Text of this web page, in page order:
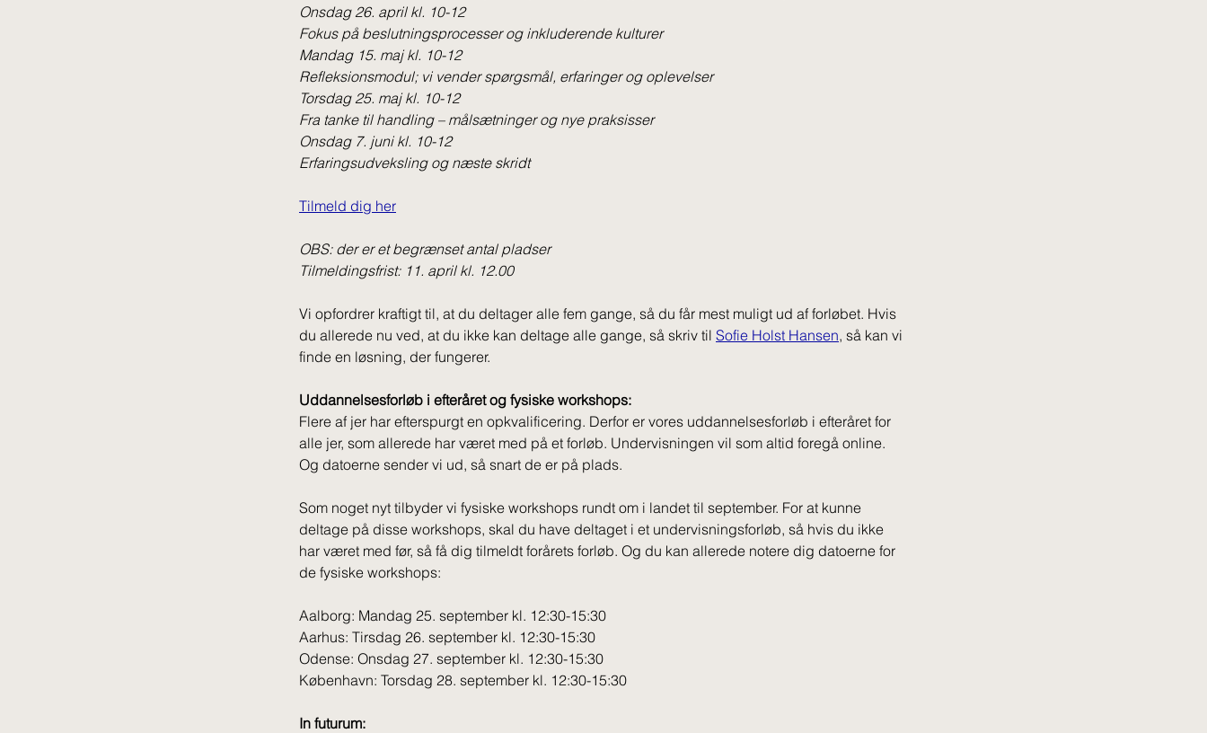
Onsdag 26. april kl. 10-12
Fokus på beslutningsprocesser og inkluderende kulturer
Mandag 15. maj kl. 10-12
Refleksionsmodul; vi vender spørgsmål, erfaringer og oplevelser
Torsdag 25. maj kl. 10-12
Fra tanke til handling – målsætninger og nye praksisser
Onsdag 7. juni kl. 10-12
Erfaringsudveksling og næste skridt
Tilmeld dig her
OBS: der er et begrænset antal pladser
Tilmeldingsfrist: 11. april kl. 12.00
Vi opfordrer kraftigt til, at du deltager alle fem gange, så du får mest muligt ud af forløbet. Hvis
du allerede nu ved, at du ikke kan deltage alle gange, så skriv til Sofie Holst Hansen, så kan vi
finde en løsning, der fungerer.
Uddannelsesforløb i efteråret og fysiske workshops:
Flere af jer har efterspurgt en opkvalificering. Derfor er vores uddannelsesforløb i efteråret for
alle jer, som allerede har været med på et forløb. Undervisningen vil som altid foregå online.
Og datoerne sender vi ud, så snart de er på plads.
Som noget nyt tilbyder vi fysiske workshops rundt om i landet til september. For at kunne
deltage på disse workshops, skal du have deltaget i et undervisningsforløb, så hvis du ikke
har været med før, så få dig tilmeldt forårets forløb. Og du kan allerede notere dig datoerne for
de fysiske workshops:
Aalborg: Mandag 25. september kl. 12:30-15:30
Aarhus: Tirsdag 26. september kl. 12:30-15:30
Odense: Onsdag 27. september kl. 12:30-15:30
København: Torsdag 28. september kl. 12:30-15:30
In futurum: